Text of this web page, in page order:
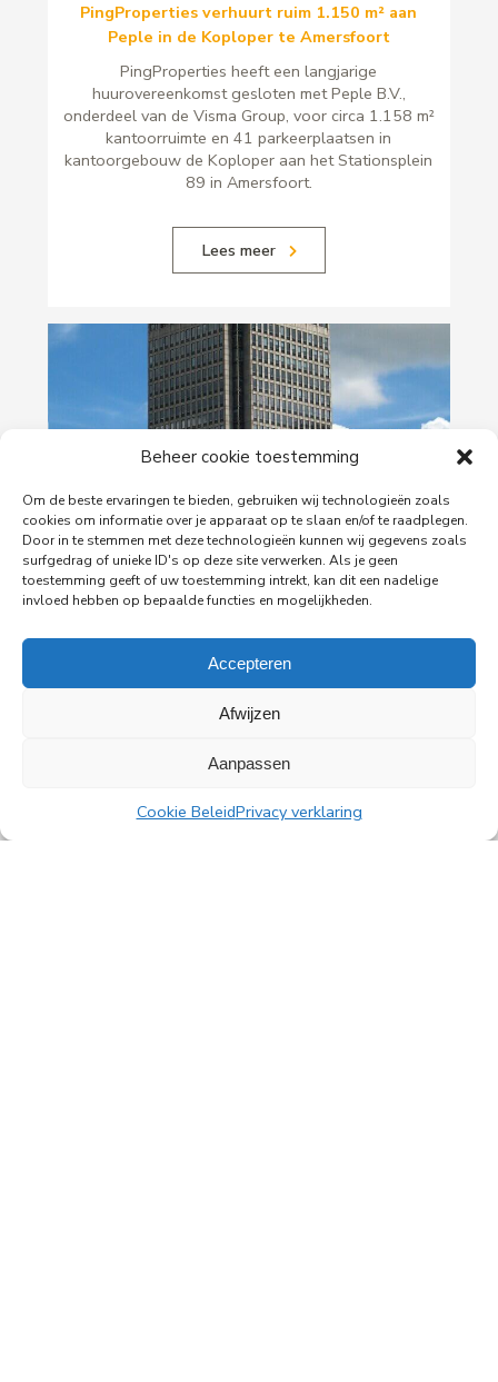
Beheer cookie toestemming
Om de beste ervaringen te bieden, gebruiken wij technologieën zoals
cookies om informatie over je apparaat op te slaan en/of te raadplegen.
Door in te stemmen met deze technologieën kunnen wij gegevens zoals
surfgedrag of unieke ID's op deze site verwerken. Als je geen
toestemming geeft of uw toestemming intrekt, kan dit een nadelige
invloed hebben op bepaalde functies en mogelijkheden.
Accepteren
Afwijzen
Aanpassen
Cookie BeleidPrivacy verklaring
PingProperties verhuurt ruim 1.150 m² aan
Peple in de Koploper te Amersfoort
PingProperties heeft een langjarige
huurovereenkomst gesloten met Peple B.V.,
onderdeel van de Visma Group, voor circa 1.158 m²
kantoorruimte en 41 parkeerplaatsen in
kantoorgebouw de Koploper aan het Stationsplein
89 in Amersfoort.
Lees meer
29-06-2026
PingProperties verhuist haar hoofdkantoor naar
de Rembrandttoren in Amsterdam
PingProperties heeft haar hoofdkantoor gevestigd
in de Rembrandttoren (Rembrandt Tower), het
iconische gebouw aan het Amstelplein in
Lees meer